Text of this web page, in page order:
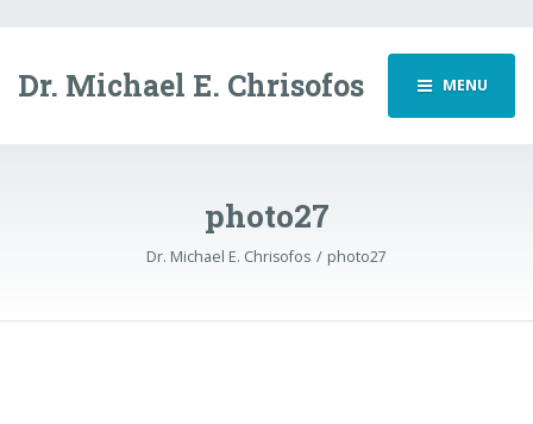
Dr. Michael E. Chrisofos MENU
photo27
Dr. Michael E. Chrisofos photo27